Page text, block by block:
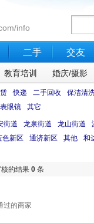
info
二手 交友
教育培训 婚庆/摄影
快递 二手回收
保洁清
眼镜 其它
街道 龙泉街道 龙山街道
色新区 通济新区 其他
和
的结果 0 条
过的商家